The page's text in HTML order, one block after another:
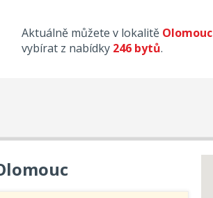
Aktuálně můžete v lokalitě Olomouc
vybírat z nabídky 246 bytů.